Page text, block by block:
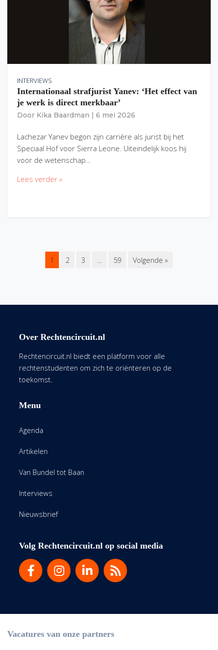
INTERVIEWS
Internationaal strafjurist Yanev: ‘Het effect van
je werk is direct merkbaar’
Door Kika Baardman 6 mei 2026
Lachezar Yanev begon zijn carrière als jurist bij het
Speciaal Hof voor Sierra Leone. Uiteindelijk koos hij
voor de wetenschap…
Lees verder »
1 2 3 … 59 Volgende »
Over Rechtencircuit.nl
Rechtencircuit.nl biedt een platform voor alle
rechtenstudenten om zich te oriënteren op de
toekomst.
Menu
Agenda
Artikelen
Van Bundel tot Baan
Interviews
Nieuwsbrief
Volg Rechtencircuit.nl op social media
Vacatures van onze partners